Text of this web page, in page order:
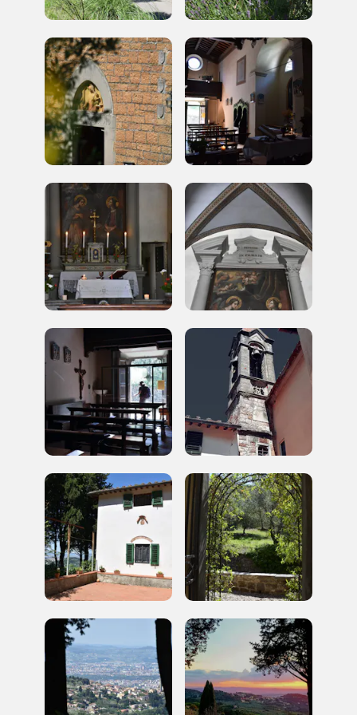
REGISTRATI
Regalati 365 giorni di arte e cultura nell'Italia
più bella, risparmiando.
ISCRIVITI AL FAI
Ingresso gratuito
nei Beni FAI tutto l'anno
Gratis
Museo
Sansevero
Napoli
Palazzo Strozzi
Firenze
Gallerie
Milano
Tutto questo non
sarebbe possibile
senza di te